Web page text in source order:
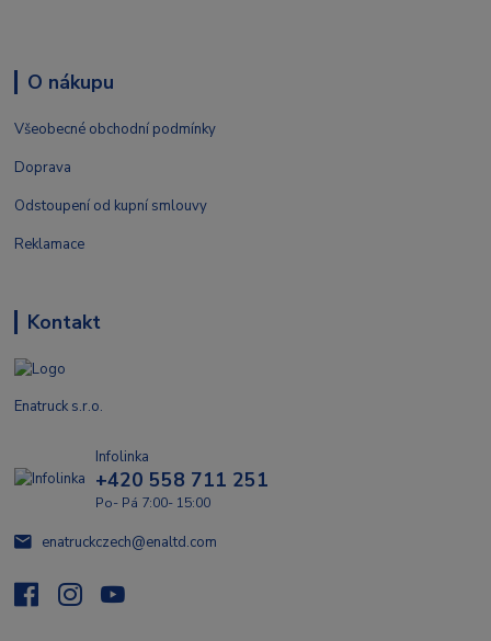
O nákupu
Všeobecné obchodní podmínky
Doprava
Odstoupení od kupní smlouvy
Reklamace
Kontakt
Enatruck s.r.o.
Infolinka
+420 558 711 251
Po- Pá 7:00- 15:00
enatruckczech@enaltd.com